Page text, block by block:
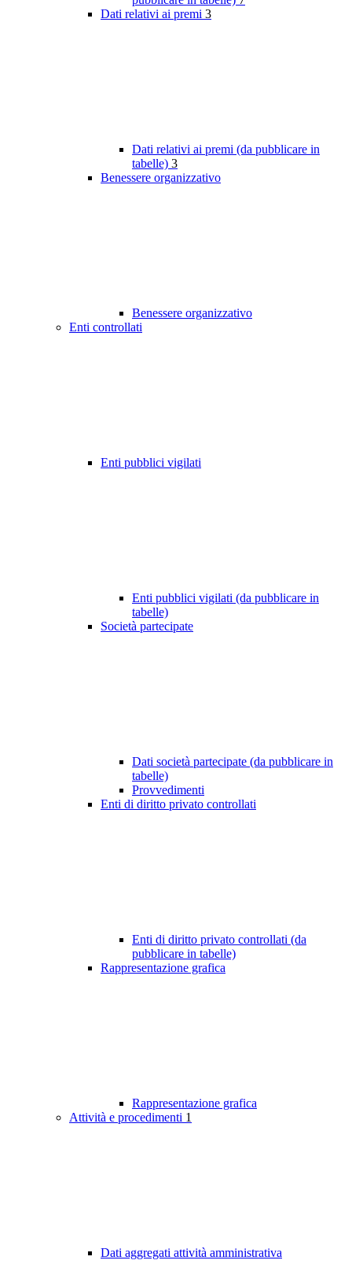
Dati relativi ai premi 3
Dati relativi ai premi (da pubblicare in
tabelle) 3
Benessere organizzativo
Benessere organizzativo
Enti controllati
Enti pubblici vigilati
Enti pubblici vigilati (da pubblicare in
tabelle)
Società partecipate
Dati società partecipate (da pubblicare in
tabelle)
Provvedimenti
Enti di diritto privato controllati
Enti di diritto privato controllati (da
pubblicare in tabelle)
Rappresentazione grafica
Rappresentazione grafica
Attività e procedimenti 1
Dati aggregati attività amministrativa